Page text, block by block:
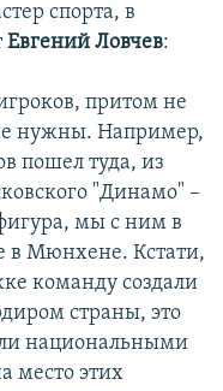
спорта, в
Евгений Ловчев:
притом не
нужны. Например,
пошел туда, из
"Динамо" –
мы с ним в
в Мюнхене. Кстати,
команду создали
страны, это
национальными
место этих